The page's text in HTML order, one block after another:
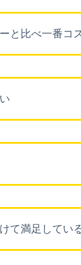
と比べ一番コ
て満足してい